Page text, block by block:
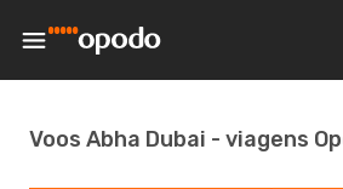
Voos Abha Dubai - viagens